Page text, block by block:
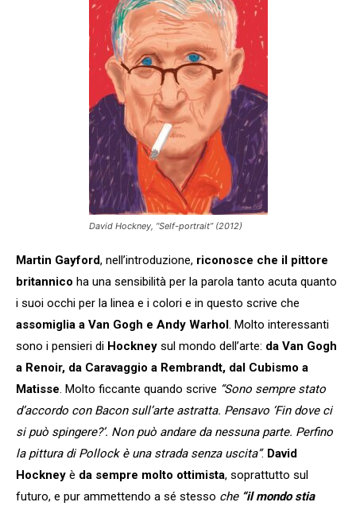
David Hockney, “Self-portrait” (2012)
Martin Gayford, nell’introduzione, riconosce che il pittore
britannico ha una sensibilità per la parola tanto acuta quanto
i suoi occhi per la linea e i colori e in questo scrive che
assomiglia a Van Gogh e Andy Warhol . Molto interessanti
sono i pensieri di Hockney sul mondo dell’arte: da Van Gogh
a Renoir, da Caravaggio a Rembrandt, dal Cubismo a
Matisse . Molto ficcante quando scrive “Sono sempre stato
d’accordo con Bacon sull’arte astratta. Pensavo ‘Fin dove ci
si può spingere?’. Non può andare da nessuna parte. Perfino
la pittura di Pollock è una strada senza uscita”. David
Hockney è da sempre molto ottimista, soprattutto sul
futuro, e pur ammettendo a sé stesso che “il mondo stia